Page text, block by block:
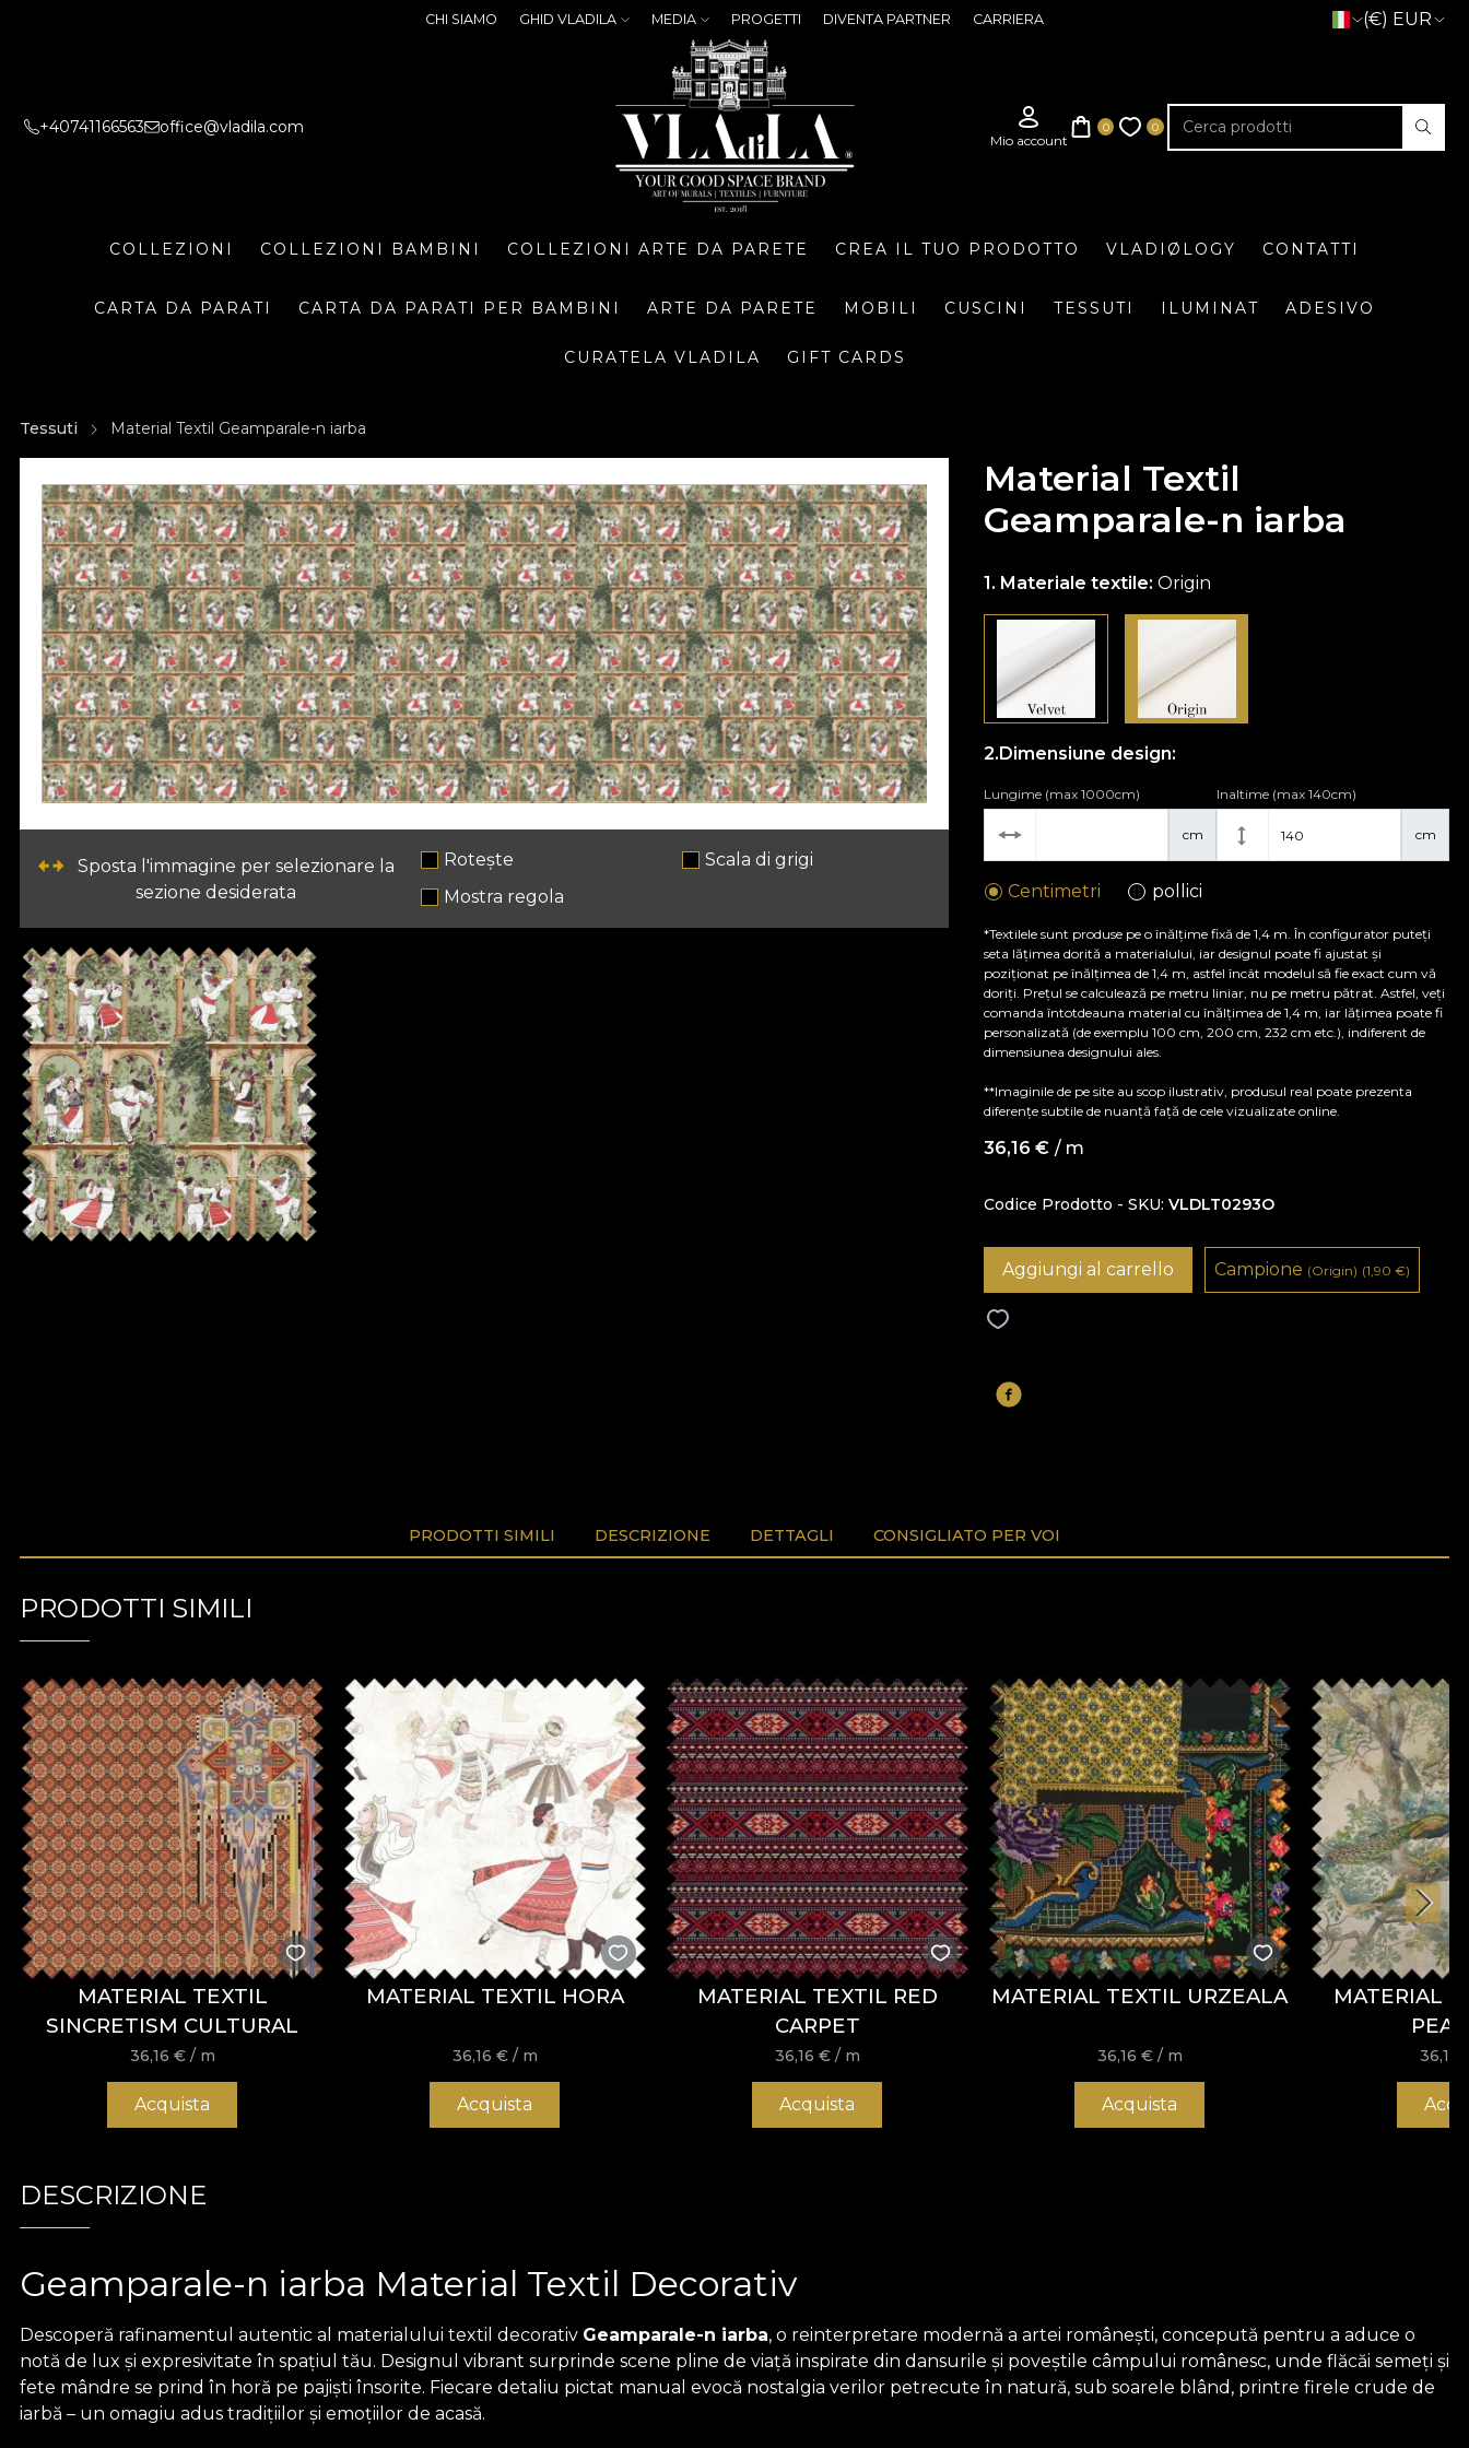
CHI SIAMO GHID VLADILA MEDIA PROGETTI DIVENTA PARTNER CARRIERA (€) EUR
+40741166563 office@vladila.com
COLLEZIONI COLLEZIONI BAMBINI COLLEZIONI ARTE DA PARETE CREA IL TUO PRODOTTO VLADIØLOGY CONTATTI
CARTA DA PARATI CARTA DA PARATI PER BAMBINI ARTE DA PARETE MOBILI CUSCINI TESSUTI ILUMINAT ADESIVO
CURATELA VLADILA GIFT CARDS
Tessuti Material Textil Geamparale-n iarba
Sposta l'immagine per selezionare la
sezione desiderata
Rotește
Scala di grigi
Mostra regola
Material Textil
Geamparale-n iarba
Materiale textile:Origin
Dimensiune design:
cm
Lungime (max 1000cm)
cm
Inaltime (max 140cm)
Centimetri pollici
*Textilele sunt produse pe o înălțime fixă de 1,4 m. În configurator puteți
seta lățimea dorită a materialului, iar designul poate fi ajustat și
poziționat pe înălțimea de 1,4 m, astfel încât modelul să fie exact cum vă
doriți. Prețul se calculează pe metru liniar, nu pe metru pătrat. Astfel, veți
comanda întotdeauna material cu înălțimea de 1,4 m, iar lățimea poate fi
personalizată (de exemplu 100 cm, 200 cm, 232 cm etc.), indiferent de
dimensiunea designului ales.
**Imaginile de pe site au scop ilustrativ, produsul real poate prezenta
diferențe subtile de nuanță față de cele vizualizate online.
36,16€ / m
Codice Prodotto - SKU VLDLT0293O
Aggiungi al carrello Campione (Origin) (1,90€)
PRODOTTI SIMILI DESCRIZIONE DETTAGLI CONSIGLIATO PER VOI
PRODOTTI SIMILI
MATERIAL TEXTIL
SINCRETISM CULTURAL
36,16 € / m
Acquista
MATERIAL TEXTIL HORA
36,16 € / m
Acquista
MATERIAL TEXTIL RED
CARPET
36,16 € / m
Acquista
MATERIAL TEXTIL URZEALA
36,16 € / m
Acquista
MATERIAL
36,16
DESCRIZIONE
Geamparale-n iarba Material Textil Decorativ
Descoperă rafinamentul autentic al materialului textil decorativ Geamparale-n iarba, o reinterpretare modernă a artei românești, concepută pentru a aduce o
notă de lux și expresivitate în spațiul tău. Designul vibrant surprinde scene pline de viață inspirate din dansurile și poveștile câmpului românesc, unde flăcăi semeți și
fete mândre se prind în horă pe pajiști însorite. Fiecare detaliu pictat manual evocă nostalgia verilor petrecute în natură, sub soarele blând, printre firele crude de
iarbă – un omagiu adus tradițiilor și emoțiilor de acasă.